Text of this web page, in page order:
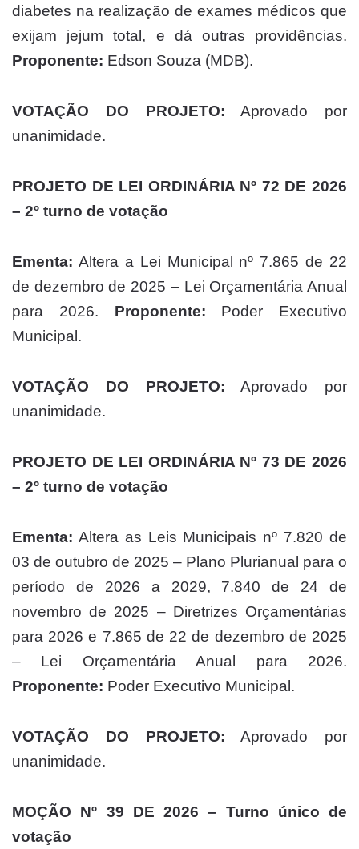
diabetes na realização de exames médicos que
exijam jejum total, e dá outras providências.
Proponente: Edson Souza (MDB).
VOTAÇÃO DO PROJETO: Aprovado por
unanimidade.
PROJETO DE LEI ORDINÁRIA Nº 72 DE 2026
– 2º turno de votação
Ementa: Altera a Lei Municipal nº 7.865 de 22
de dezembro de 2025 – Lei Orçamentária Anual
para 2026. Proponente: Poder Executivo
Municipal.
VOTAÇÃO DO PROJETO: Aprovado por
unanimidade.
PROJETO DE LEI ORDINÁRIA Nº 73 DE 2026
– 2º turno de votação
Ementa: Altera as Leis Municipais nº 7.820 de
03 de outubro de 2025 – Plano Plurianual para o
período de 2026 a 2029, 7.840 de 24 de
novembro de 2025 – Diretrizes Orçamentárias
para 2026 e 7.865 de 22 de dezembro de 2025
– Lei Orçamentária Anual para 2026.
Proponente: Poder Executivo Municipal.
VOTAÇÃO DO PROJETO: Aprovado por
unanimidade.
MOÇÃO Nº 39 DE 2026 – Turno único de
votação